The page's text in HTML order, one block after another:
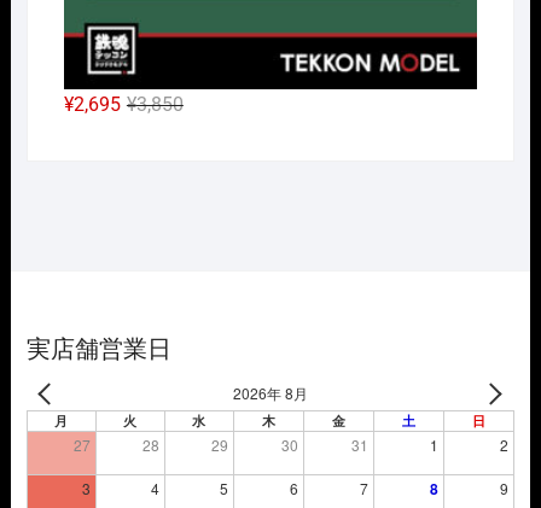
¥3,850元
¥2,695
現
実店舗営業日
2026年 8月
月 火 水 木 金 土 日
27 28 29 30 31 1 2
3 4 5 6 7 8 9